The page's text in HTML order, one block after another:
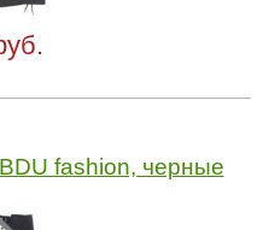
fashion, черные